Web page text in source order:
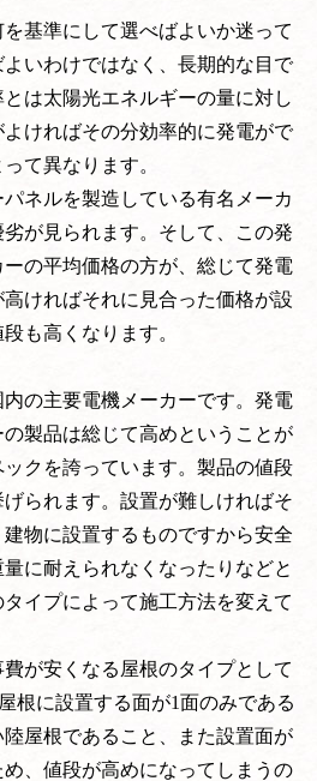
基準にして選べばよいか迷って
いわけではなく、長期的な目で
は太陽光エネルギーの量に対し
ければその分効率的に発電がで
て異なります。
ネルを製造している有名メーカ
が見られます。そして、この発
の平均価格の方が、総じて発電
ければそれに見合った価格が設
も高くなります。
の主要電機メーカーです。発電
製品は総じて高めということが
クを誇っています。製品の値段
られます。設置が難しければそ
物に設置するものですから安全
に耐えられなくなったりなどと
イプによって施工方法を変えて
が安くなる屋根のタイプとして
根に設置する面が1面のみである
屋根であること、また設置面が
、値段が高めになってしまうの